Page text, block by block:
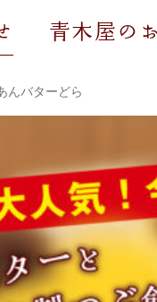
青木屋の
バターどら